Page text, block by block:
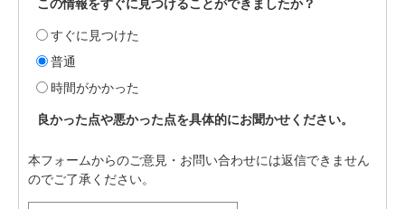
この情報をすぐに見つけることができましたか？
すぐに見つけた
普通
時間がかかった
良かった点や悪かった点を具体的にお聞かせください。
本フォームからのご意見・お問い合わせには返信できません
のでご了承ください。